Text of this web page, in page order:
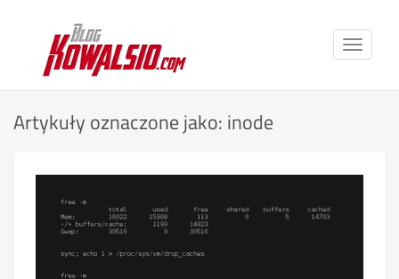
Toggle
Artykuły oznaczone jako: inode